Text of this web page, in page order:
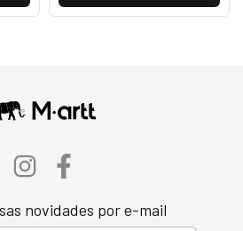
novidades por e-mail